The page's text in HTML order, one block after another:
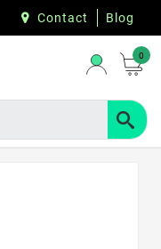
Contact Blog
0